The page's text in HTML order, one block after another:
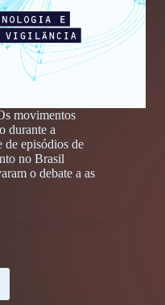
movimentos
durante a
de episódios de
no Brasil
o debate a as